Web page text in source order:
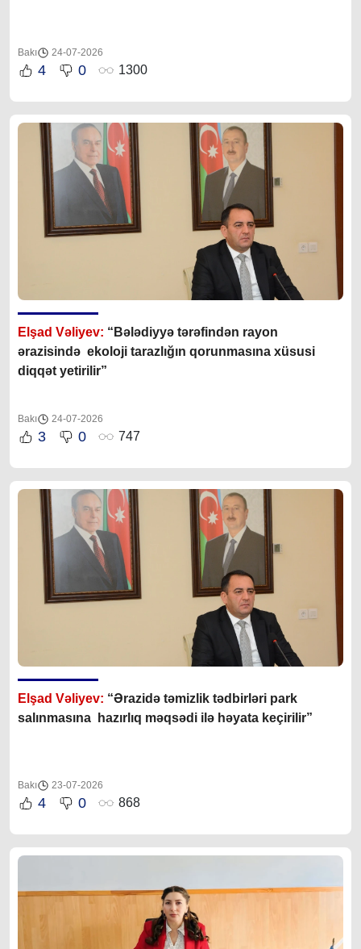
Bakı 24-07-2026
4 0 1300
Elşad Vəliyev: “Bələdiyyə tərəfindən rayon
ərazisində ekoloji tarazlığın qorunmasına xüsusi
diqqət yetirilir”
Bakı 24-07-2026
3 0 747
Elşad Vəliyev: “Ərazidə təmizlik tədbirləri park
salınmasına hazırlıq məqsədi ilə həyata keçirilir”
Bakı 23-07-2026
4 0 868